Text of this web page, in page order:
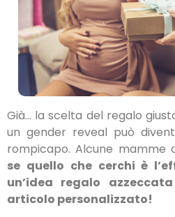
Già… la scelta del regalo
un gender reveal può
rompicapo. Alcune mamme
se quello che cerchi è
un’idea regalo
articolo personalizzato!